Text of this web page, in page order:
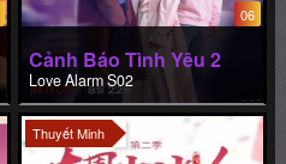
06
Cảnh Báo Tình Yêu 2
Love Alarm S02
Thuyết Minh